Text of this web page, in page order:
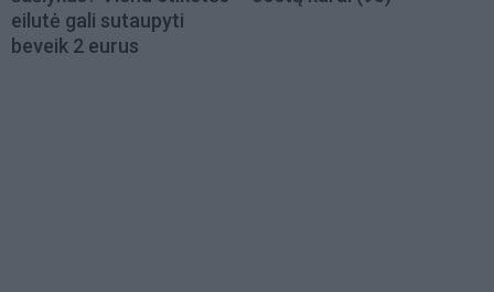
eilutė gali sutaupyti
beveik 2 eurus